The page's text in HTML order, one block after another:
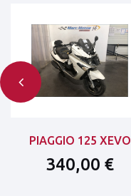
PIAGGIO 125 XEVO
340,00 €